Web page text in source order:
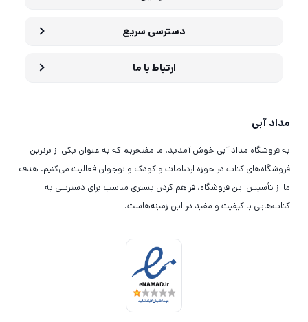
دسترسی سریع
ارتباط با ما
مداد آبی
به فروشگاه مداد آبی خوش آمدید! ما مفتخریم که به عنوان یکی از برترین
فروشگاه‌های کتاب در حوزه ارتباطات و کودک و نوجوان فعالیت می‌کنیم. هدف
ما از تأسیس این فروشگاه، فراهم کردن بستری مناسب برای دسترسی به
کتاب‌هایی با کیفیت و مفید در این زمینه‌هاست.